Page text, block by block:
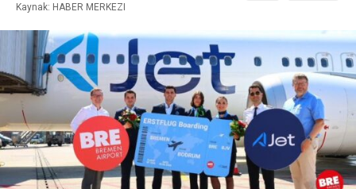
WhatsApp İhbar
Hattı
Facebook
Kaynak: HABER MERKEZI